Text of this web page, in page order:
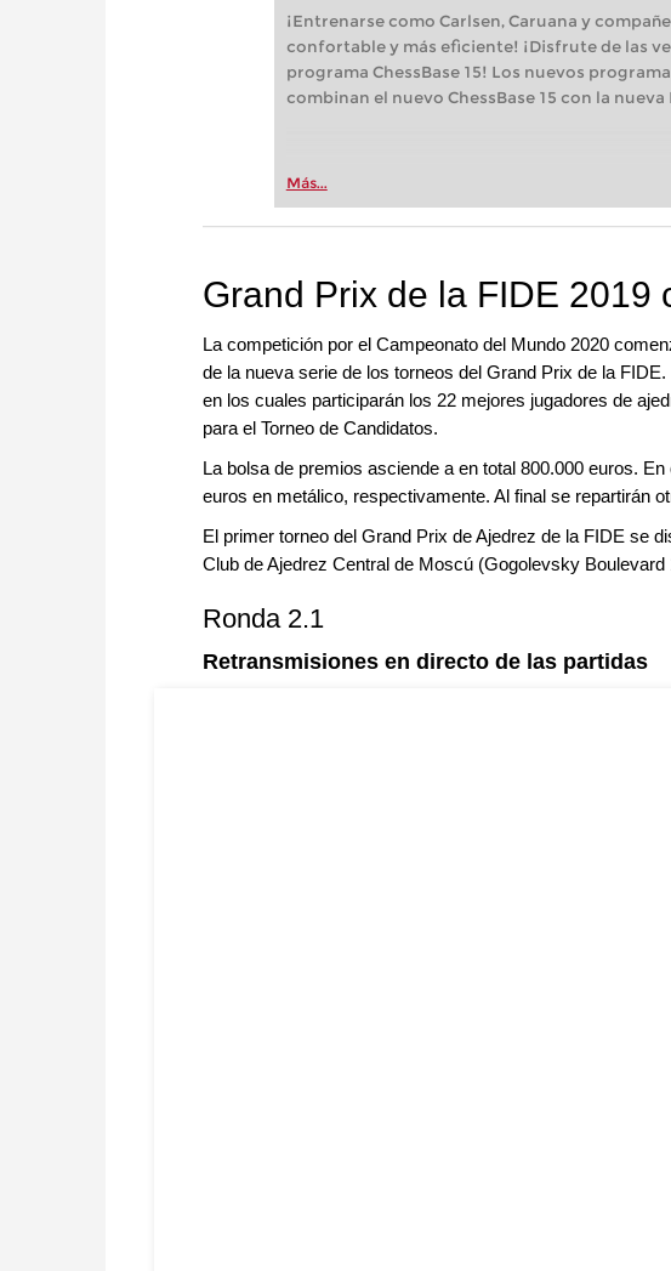
¡Entrenarse como Carlsen, Caruana y
confortable y más eficiente! ¡Disfrute de las
programa ChessBase 15! Los nuevos
combinan el nuevo ChessBase 15 con la nueva
Más...
Grand Prix de la FIDE 2019
La competición por el Campeonato del Mundo 2020
de la nueva serie de los torneos del Grand Prix de la
en los cuales participarán los 22 mejores jugadores de
para el Torneo de Candidatos.
La bolsa de premios asciende a en total 800.000 euros.
euros en metálico, respectivamente. Al final se repartirán
El primer torneo del Grand Prix de Ajedrez de la FIDE se
Club de Ajedrez Central de Moscú (Gogolevsky Boulevard
Ronda 2.1
Retransmisiones en directo de las partidas